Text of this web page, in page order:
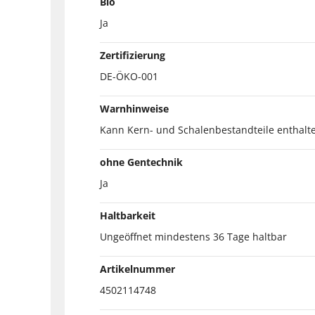
Ja
Zertifizierung
DE-ÖKO-001
Warnhinweise
Kann Kern- und Schalenbestandteile
ohne Gentechnik
Ja
Haltbarkeit
Ungeöffnet mindestens 36 Tage haltbar
Artikelnummer
4502114748